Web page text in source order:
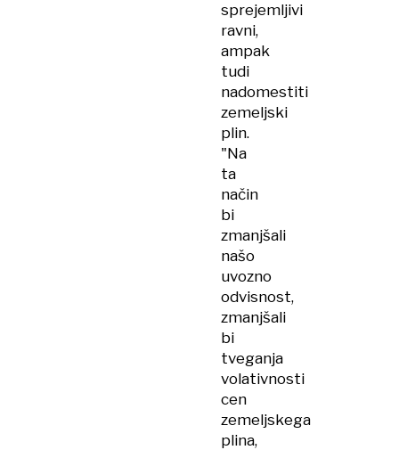
sprejemljivi
ravni,
ampak
tudi
nadomestiti
zemeljski
plin.
"Na
ta
način
bi
zmanjšali
našo
uvozno
odvisnost,
zmanjšali
bi
tveganja
volativnosti
cen
zemeljskega
plina,